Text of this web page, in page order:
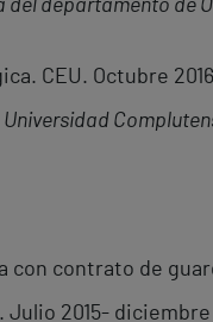
departamento de
CEU. Octubre
contrato de
2015- diciembre